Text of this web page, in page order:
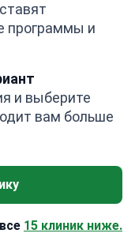
программы и
и выберите
вам больше
15 клиник ниже.